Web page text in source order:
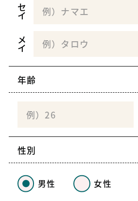
セ
イ
メ
イ
年齢
性別
男性 女性